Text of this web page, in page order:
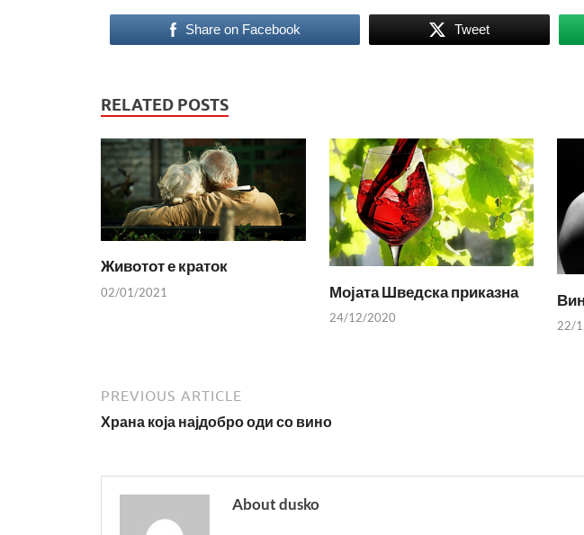
Share on Facebook Tweet
RELATED POSTS
Животот е краток
02/01/2021 Мојата Шведска приказна
24/12/2020
22/
PREVIOUS ARTICLE
Храна која најдобро оди со вино
About dusko